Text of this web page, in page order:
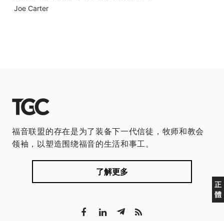
Joe Carter
正
體
福音联盟的存在是为了装备下一代信徒，牧师和教会
领袖，以塑造围绕福音的生活和事工。
了解更多